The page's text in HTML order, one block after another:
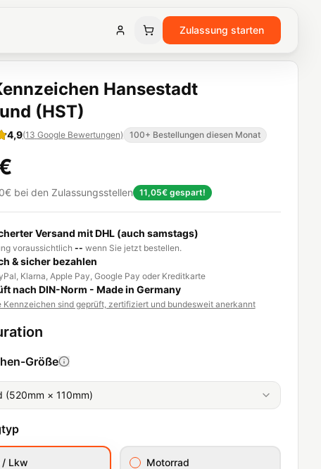
Zulassung starten
Hansestadt
(HST)
4,9(13 Google Bewertungen) 100+ Bestellungen diesen Monat
bei den Zulassungsstellen 11,05€ gespart!
Versand mit DHL (auch samstags)
voraussichtlich -- wenn Sie jetzt bestellen.
& sicher bezahlen
Klarna, Apple Pay, Google Pay oder Kreditkarte
nach DIN-Norm - Made in Germany
Kennzeichen sind geprüft, zertifiziert und bundesweit anerkannt
Größe
(520mm × 110mm)
/ Lkw Motorrad